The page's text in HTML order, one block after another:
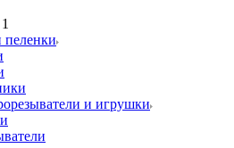
пеленки
и игрушки